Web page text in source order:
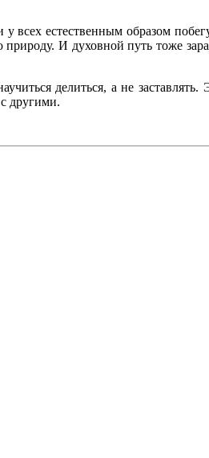
естественным образом
И духовной путь тоже
делиться, а не
другими.